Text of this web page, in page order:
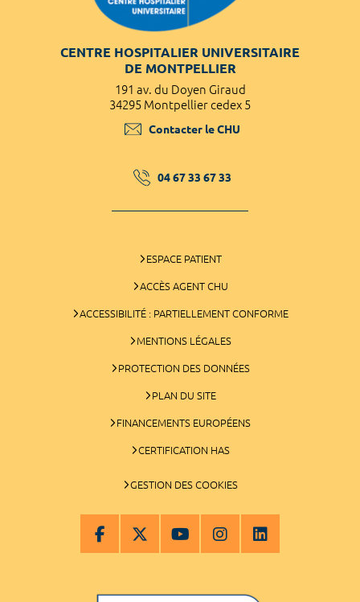
CENTRE HOSPITALIER UNIVERSITAIRE
DE MONTPELLIER
191 av. du Doyen Giraud
34295 Montpellier cedex 5
Contacter le CHU
04 67 33 67 33
ESPACE PATIENT
ACCÈS AGENT CHU
ACCESSIBILITÉ : PARTIELLEMENT CONFORME
MENTIONS LÉGALES
PROTECTION DES DONNÉES
PLAN DU SITE
FINANCEMENTS EUROPÉENS
CERTIFICATION HAS
GESTION DES COOKIES